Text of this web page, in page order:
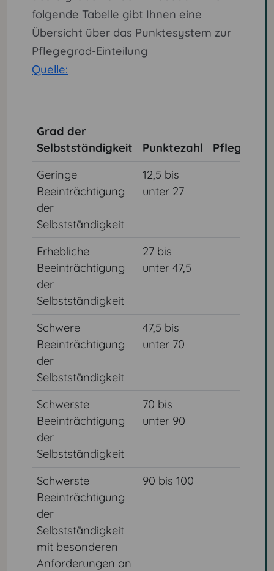
folgende Tabelle gibt Ihnen eine
Übersicht über das Punktesystem zur
Pflegegrad-Einteilung
Quelle:
Grad der
Selbstständigkeit
Punktezahl
Geringe
Beeinträchtigung
der
Selbstständigkeit
12,5 bis
unter 27
Erhebliche
Beeinträchtigung
der
Selbstständigkeit
27 bis
unter 47,5
Schwere
Beeinträchtigung
der
Selbstständigkeit
47,5 bis
unter 70
Schwerste
Beeinträchtigung
der
Selbstständigkeit
70 bis
unter 90
Schwerste
Beeinträchtigung
der
Selbstständigkeit
mit besonderen
Anforderungen an
90 bis 100